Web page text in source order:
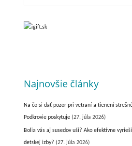
Najnovšie články
Na čo si dať pozor pri vetraní a tienení
Podkrovie poskytuje (27. júla 2026)
Bolia vás aj susedov uši? Ako efektívne
detskej izby? (27. júla 2026)